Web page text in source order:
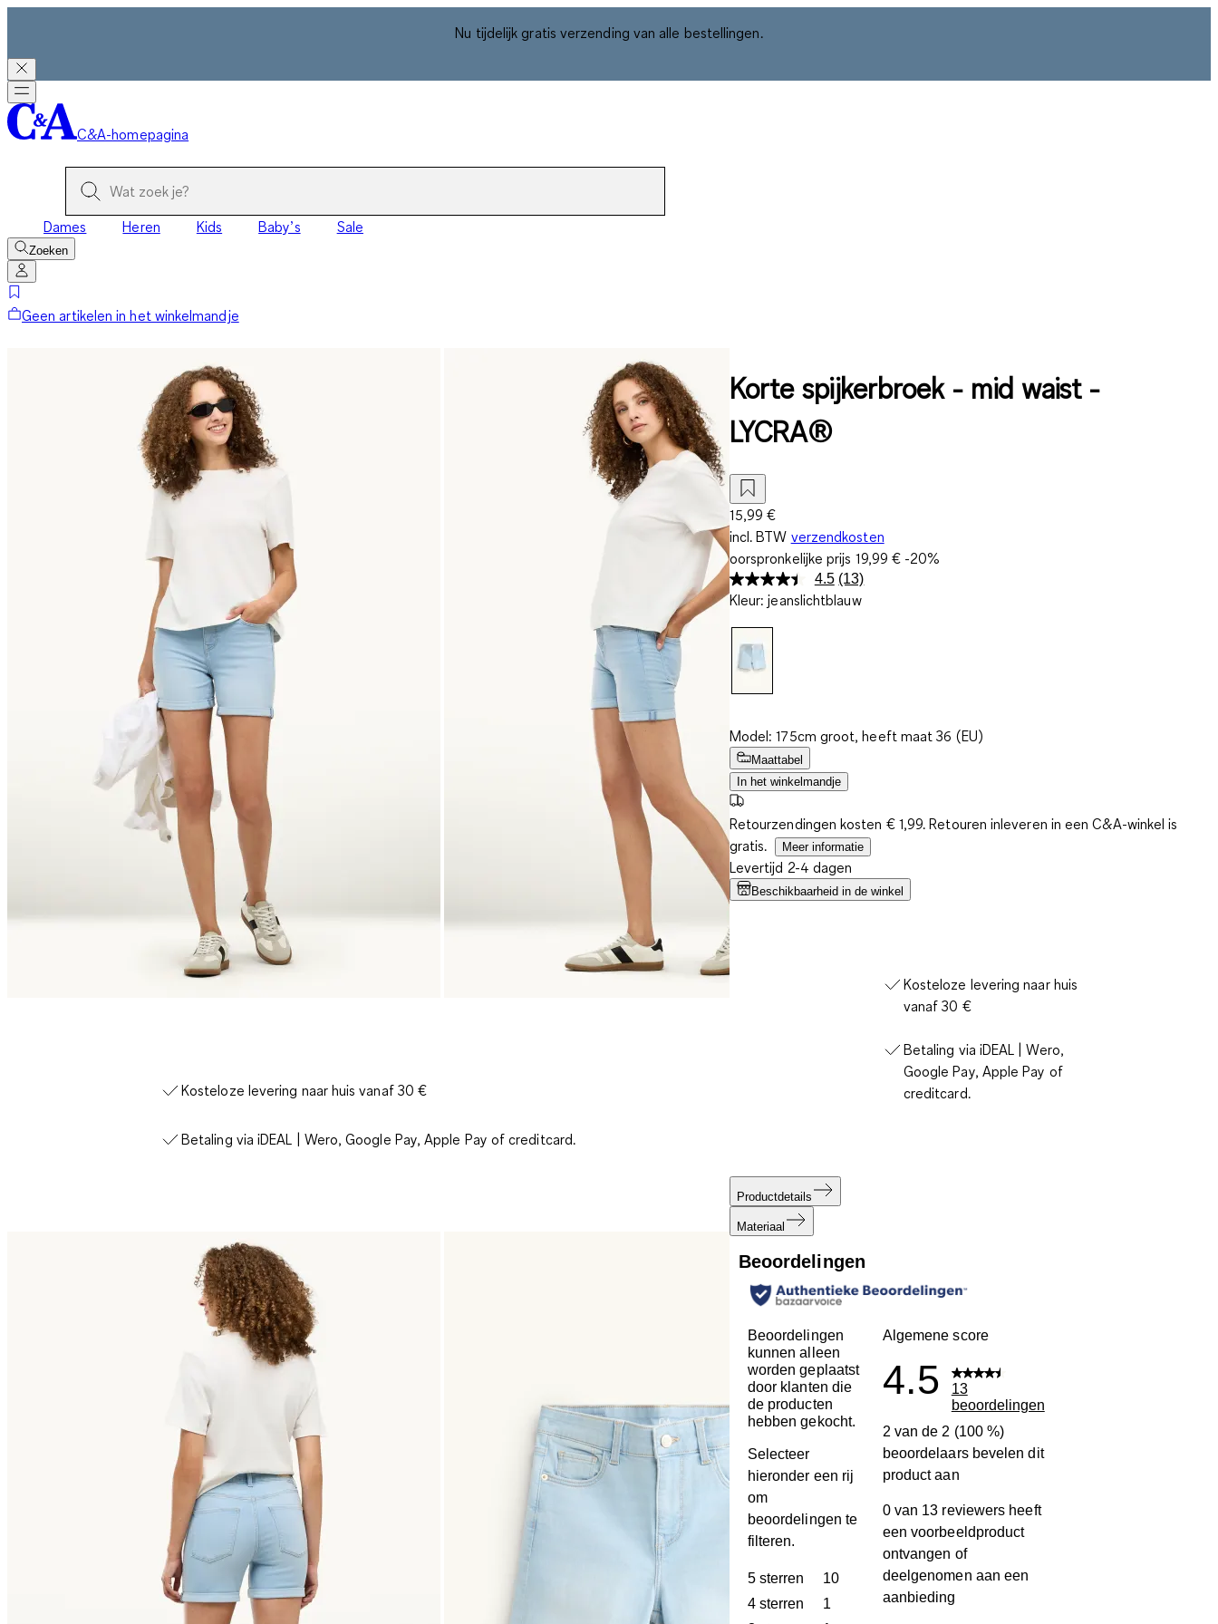
Nu tijdelijk gratis verzending van alle bestellingen.
C&A-homepagina
Dames Heren Kids Baby’s Sale
Zoeken
Geen artikelen in het winkelmandje
Kosteloze levering naar huis vanaf 30 €
Betaling via iDEAL | Wero, Google Pay, Apple Pay of creditcard.
Korte spijkerbroek - mid waist -
LYCRA®
15,99 €
incl. BTW verzendkosten
oorspronkelijke prijs 19,99 € -20%
4.5 Lees
13
(13)
Kleur: jeanslichtblauw
Model: 175cm groot, heeft maat 36 (EU)
Maattabel
In het winkelmandje
Retourzendingen kosten € 1,99. Retouren inleveren in een C&A-winkel is
gratis.
Meer informatie
Levertijd 2-4 dagen
Beschikbaarheid in de winkel
Kosteloze levering naar huis
vanaf 30 €
Betaling via iDEAL | Wero,
Google Pay, Apple Pay of
creditcard.
Productdetails
Materiaal
Beoordelingen
Beoordelingen
kunnen alleen
worden geplaatst
door klanten die
de producten
hebben gekocht.
Selecteer
hieronder een rij
om
beoordelingen te
filteren.
5 sterren sterren
10
10 beoordelingen met 5 sterren.
4 sterren sterren
1
Algemene score
4.5
13
beoordelingen
2 van de 2 (100 %)
beoordelaars bevelen dit
product aan
0 van 13 reviewers heeft
een voorbeeldproduct
ontvangen of
deelgenomen aan een
aanbieding